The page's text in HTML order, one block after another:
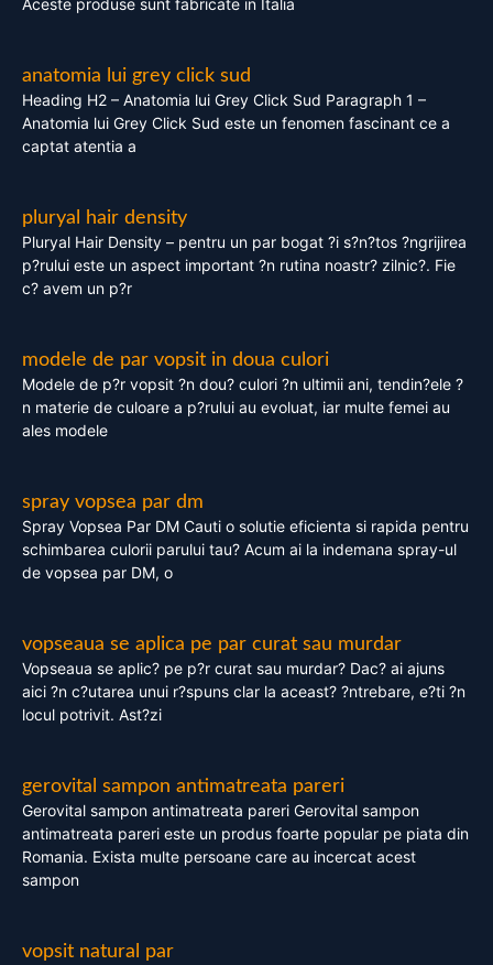
Aceste produse sunt fabricate in Italia
anatomia lui grey click sud
Heading H2 – Anatomia lui Grey Click Sud Paragraph 1 –
Anatomia lui Grey Click Sud este un fenomen fascinant ce a
captat atentia a
pluryal hair density
Pluryal Hair Density – pentru un par bogat ?i s?n?tos ?ngrijirea
p?rului este un aspect important ?n rutina noastr? zilnic?. Fie
c? avem un p?r
modele de par vopsit in doua culori
Modele de p?r vopsit ?n dou? culori ?n ultimii ani, tendin?ele ?
n materie de culoare a p?rului au evoluat, iar multe femei au
ales modele
spray vopsea par dm
Spray Vopsea Par DM Cauti o solutie eficienta si rapida pentru
schimbarea culorii parului tau? Acum ai la indemana spray-ul
de vopsea par DM, o
vopseaua se aplica pe par curat sau murdar
Vopseaua se aplic? pe p?r curat sau murdar? Dac? ai ajuns
aici ?n c?utarea unui r?spuns clar la aceast? ?ntrebare, e?ti ?n
locul potrivit. Ast?zi
gerovital sampon antimatreata pareri
Gerovital sampon antimatreata pareri Gerovital sampon
antimatreata pareri este un produs foarte popular pe piata din
Romania. Exista multe persoane care au incercat acest
sampon
vopsit natural par